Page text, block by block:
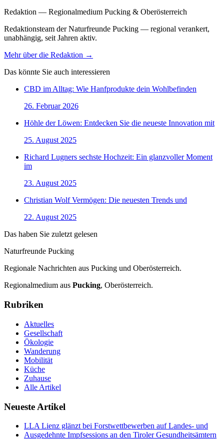
Redaktion — Regionalmedium Pucking & Oberösterreich
Redaktionsteam der Naturfreunde Pucking — regional verankert,
unabhängig, seit Jahren aktiv.
Mehr über die Redaktion →
Das könnte Sie auch interessieren
CBD im Alltag: Wie Hanfprodukte dein Wohlbefinden
26. Februar 2026
Höhle der Löwen: Entdecken Sie die neueste Innovation mit
25. August 2025
Richard Lugners sechste Hochzeit: Ein glanzvoller Moment
im
23. August 2025
Christian Wolf Vermögen: Die neuesten Trends und
22. August 2025
Das haben Sie zuletzt gelesen
Naturfreunde Pucking
Regionale Nachrichten aus Pucking und Oberösterreich.
Regionalmedium aus Pucking, Oberösterreich.
Rubriken
Aktuelles
Gesellschaft
Ökologie
Wanderung
Mobilität
Küche
Zuhause
Alle Artikel
Neueste Artikel
LLA Lienz glänzt bei Forstwettbewerben auf Landes- und
Ausgedehnte Impfsessions an den Tiroler Gesundheitsämtern